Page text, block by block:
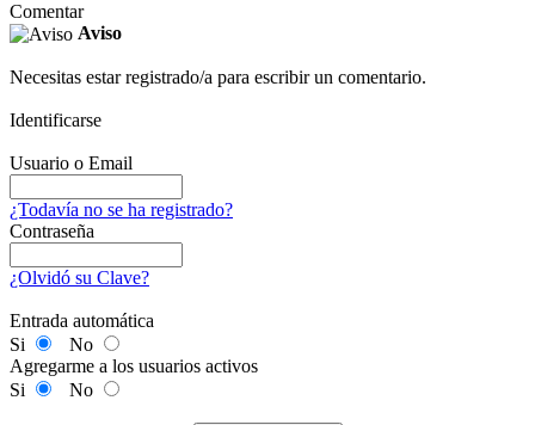
Comentar
Aviso
Necesitas estar registrado/a para escribir un comentario.
Identificarse
Usuario o Email
¿Todavía no se ha registrado?
Contraseña
¿Olvidó su Clave?
Entrada automática
Si
No
Agregarme a los usuarios activos
Si
No